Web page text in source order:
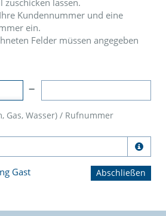
zuschicken lassen.
Kundennummer und eine
ein.
Felder müssen angegeben
Gas, Wasser) / Rufnummer

Gast